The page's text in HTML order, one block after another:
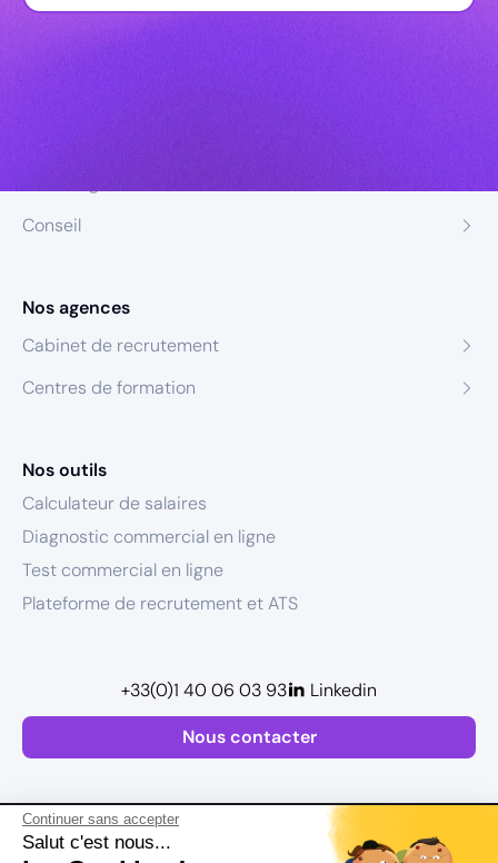
Continuer sans accepter
Salut c'est nous...
Conseil
Nos agences
Cabinet de recrutement
Centres de formation
Nos outils
Calculateur de salaires
Diagnostic commercial en ligne
Test commercial en ligne
Plateforme de recrutement et ATS
Nous contacter
+33(0)1 40 06 03 93 Linkedin